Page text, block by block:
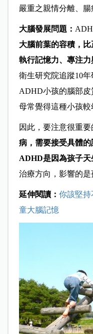
嚴重之親情分離、
大腦發展問題：
大腦前葉的容積，
執行記憶力、專注力
衛生研究院追蹤10
ADHD小孩的腦部
母常覺得這種小孩較
因此，要注意很重
病，需要接受具體
ADHD是因為孩子
治療方向，影響的是
延伸閱讀： 你該堅持
童大腦記憶